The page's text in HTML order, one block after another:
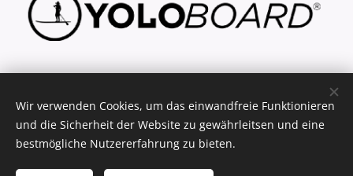
... explore your freedom
Wir verwenden Cookies, um das einwandfreie Funktionieren
und die Sicherheit der Website zu gewährleitsen und eine
bestmögliche Nutzererfahrung zu bieten.